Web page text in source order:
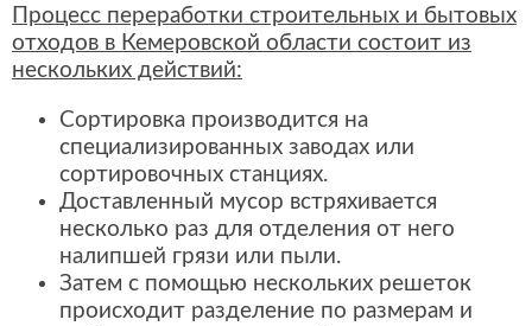
Процесс переработки строительных и бытовых
отходов в Кемеровской области состоит из
нескольких действий:
Сортировка производится на
специализированных заводах или
сортировочных станциях.
Доставленный мусор встряхивается
несколько раз для отделения от него
налипшей грязи или пыли.
Затем с помощью нескольких решеток
происходит разделение по размерам и